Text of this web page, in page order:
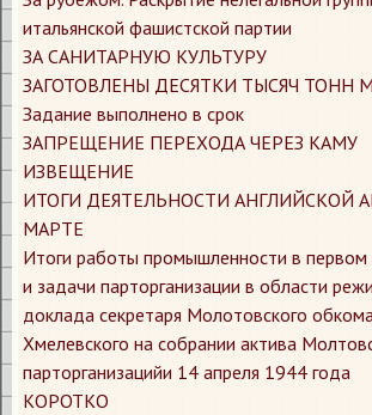
итальянской фашистской партии
ЗА САНИТАРНУЮ КУЛЬТУРУ
ЗАГОТОВЛЕНЫ ДЕСЯТКИ ТЫСЯЧ ТОНН
Задание выполнено в срок
ЗАПРЕЩЕНИЕ ПЕРЕХОДА ЧЕРЕЗ КАМУ
ИЗВЕЩЕНИЕ
ИТОГИ ДЕЯТЕЛЬНОСТИ АНГЛИЙСКОЙ
МАРТЕ
Итоги работы промышленности в первом
и задачи парторганизации в области
доклада секретаря Молотовского
Хмелевского на собрании актива
парторганизацийи 14 апреля 1944 года
КОРОТКО